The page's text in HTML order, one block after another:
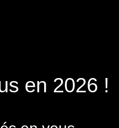
en 2026 !